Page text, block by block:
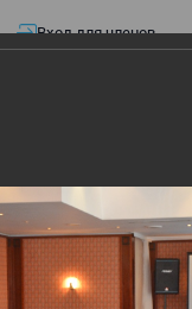
Вход для членов
трудовом и налоговом
всеобщее
законодательстве